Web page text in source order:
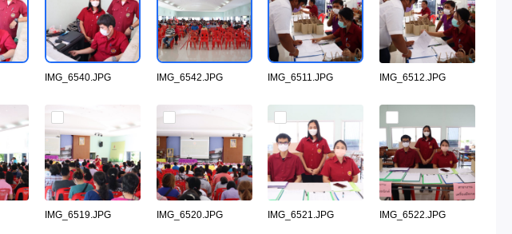
IMG_6540.JPG IMG_6542.JPG IMG_6511.JPG IMG_6512.JPG
IMG_6519.JPG IMG_6520.JPG IMG_6521.JPG IMG_6522.JPG